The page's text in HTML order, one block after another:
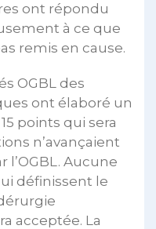
ont répondu
à ce que
remis en cause.
OGBL des
ont élaboré un
points qui sera
n’avançaient
l’OGBL. Aucune
définissent le
acceptée. La